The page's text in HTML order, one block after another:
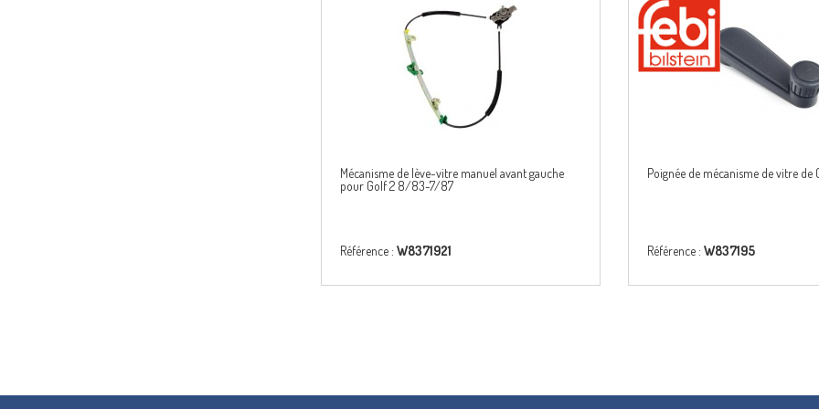
Mécanisme de lève-vitre manuel avant gauche
pour Golf 2 8/83-7/87
Référence : W8371921
Poignée de mécanisme de vitre de
Référence : W837195